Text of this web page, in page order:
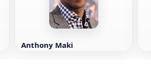
Anthony Maki